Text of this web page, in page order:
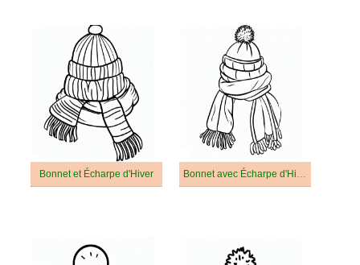
Bonnet et Écharpe d'Hiver Bonnet avec Écharpe d'Hiver